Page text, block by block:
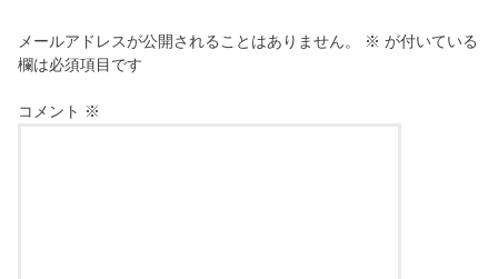
メールアドレスが公開されることはありません。 ※ が付いている
欄は必須項目です
コメント ※